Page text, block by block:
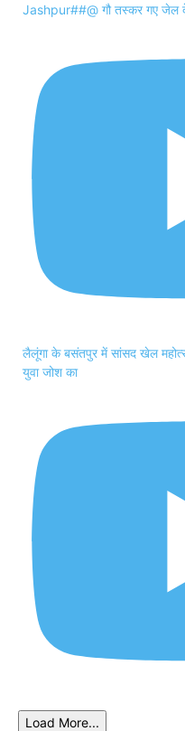
Jashpur##@ गौ तस्कर गए जेल
लैलूंगा के बसंतपुर में सांसद खेल
युवा जोश का
Load More...